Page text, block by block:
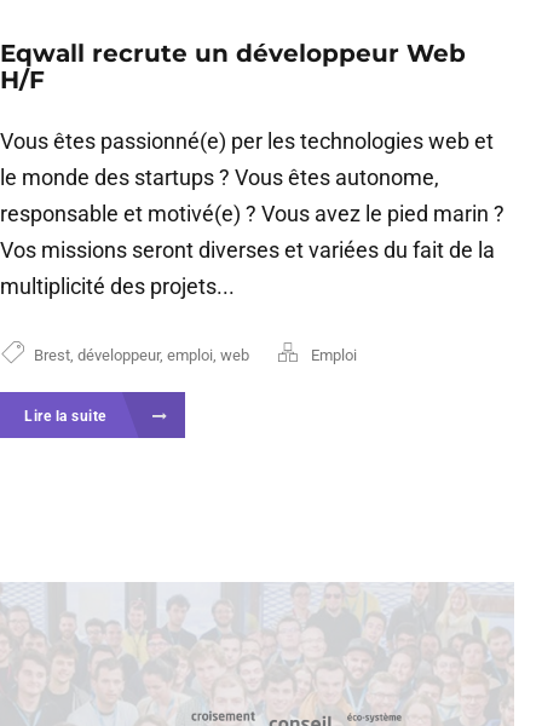
Eqwall recrute un développeur Web
H/F
Vous êtes passionné(e) per les technologies web et
le monde des startups ? Vous êtes autonome,
responsable et motivé(e) ? Vous avez le pied marin ?
Vos missions seront diverses et variées du fait de la
multiplicité des projets...
Brest développeur, emploi web Emploi
Lire la suite